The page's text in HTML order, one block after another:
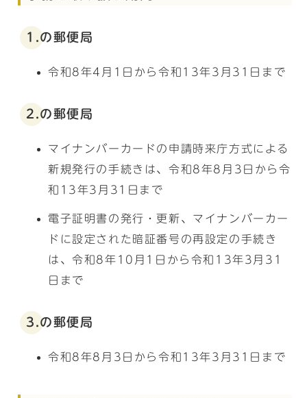
1.の郵便局
令和8年4月1日から令和13年3月31日まで
2.の郵便局
マイナンバーカードの申請時来庁方式による
新規発行の手続きは、令和8年8月3日から令
和13年3月31日まで
電子証明書の発行・更新、マイナンバーカー
ドに設定された暗証番号の再設定の手続き
は、令和8年10月1日から令和13年3月31
日まで
3.の郵便局
令和8年8月3日から令和13年3月31日まで